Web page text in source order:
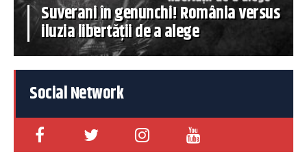
Suverani în genunchi! România versus
iluzia libertății de a alege
Social Network